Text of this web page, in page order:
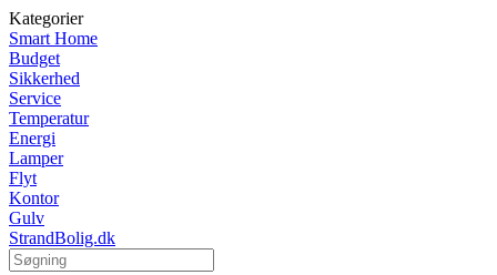
Kategorier
Smart Home
Budget
Sikkerhed
Service
Temperatur
Energi
Lamper
Flyt
Kontor
Gulv
StrandBolig.dk